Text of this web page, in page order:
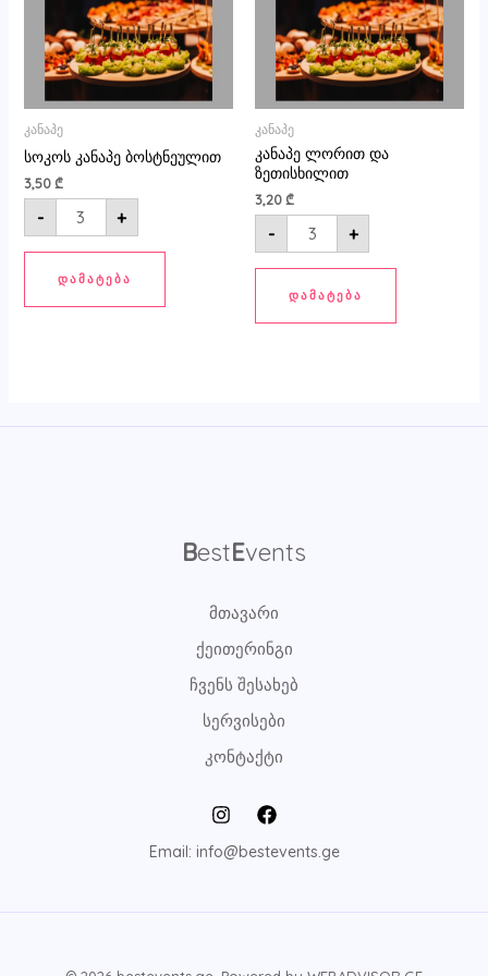
კანაპე
სოკოს კანაპე ბოსტნეულით
3,50 ₾
- +
ᲓᲐᲛᲐᲢᲔᲑᲐ
კანაპე
კანაპე ლორით და
ზეთისხილით
3,20 ₾
- +
ᲓᲐᲛᲐᲢᲔᲑᲐ
BestEvents
მთავარი
ქეითერინგი
ჩვენს შესახებ
სერვისები
კონტაქტი
Email: info@bestevents.ge